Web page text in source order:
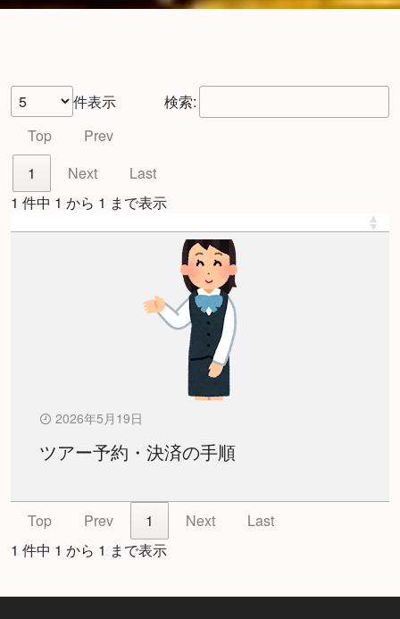
件表示
検索:
Top
Prev
1
Next
Last
1 件中 1 から 1 まで表示
2026年5月19日
ツアー予約・決済の手順
Top Prev 1 Next
Last
1 件中 1 から 1 まで表示